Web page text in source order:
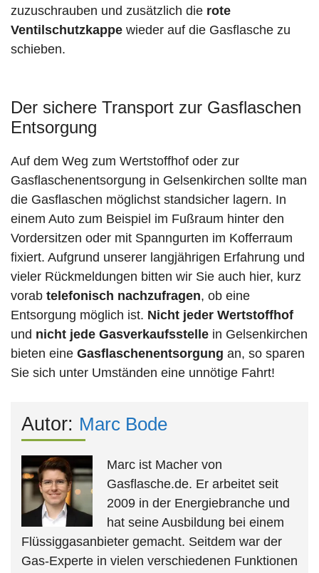
zuzuschrauben und zusätzlich die rote
Ventilschutzkappe wieder auf die Gasflasche zu
schieben.
Der sichere Transport zur Gasflaschen
Entsorgung
Auf dem Weg zum Wertstoffhof oder zur
Gasflaschenentsorgung in Gelsenkirchen sollte man
die Gasflaschen möglichst standsicher lagern. In
einem Auto zum Beispiel im Fußraum hinter den
Vordersitzen oder mit Spanngurten im Kofferraum
fixiert. Aufgrund unserer langjährigen Erfahrung und
vieler Rückmeldungen bitten wir Sie auch hier, kurz
vorab telefonisch nachzufragen, ob eine
Entsorgung möglich ist. Nicht jeder Wertstoffhof
und nicht jede Gasverkaufsstelle in Gelsenkirchen
bieten eine Gasflaschenentsorgung an, so sparen
Sie sich unter Umständen eine unnötige Fahrt!
Autor: Marc Bode
Marc ist Macher von
Gasflasche.de. Er arbeitet seit
2009 in der Energiebranche und
hat seine Ausbildung bei einem
Flüssiggasanbieter gemacht. Seitdem war der
Gas-Experte in vielen verschiedenen Funktionen